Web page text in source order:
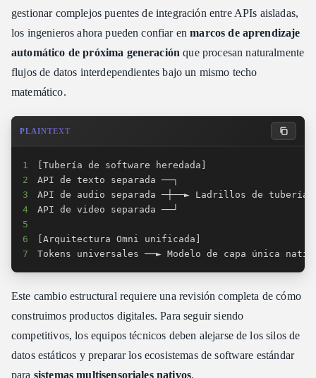
gestionar complejos puentes de integración entre APIs aisladas,
los ingenieros ahora pueden confiar enmarcos de aprendizaje
automático de próxima generación que procesan naturalmente
flujos de datos interdependientes bajo un mismo techo
matemático.
PLAINTEXT
1
2
3
4
5
6
7
Tokens universales ──► Modelo de capa única
Este cambio estructural requiere una revisión completa de cómo
construimos productos digitales. Para seguir siendo
competitivos, los equipos técnicos deben alejarse de los silos de
datos estáticos y preparar los ecosistemas de software estándar
para sistemas multisensoriales nativos.